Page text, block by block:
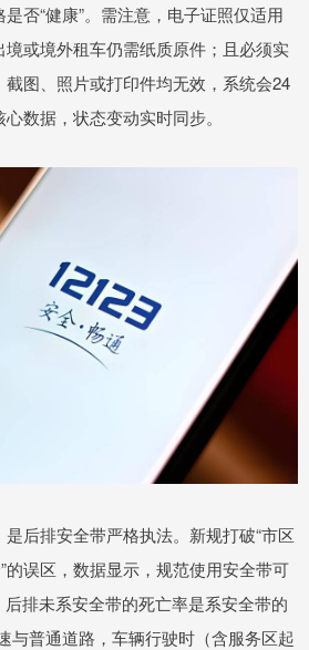
否“健康”。需注意，电子证照仅适用
或境外租车仍需纸质原件；且必须实
图、照片或打印件均无效，系统会24
数据，状态变动实时同步。
后排安全带严格执法。新规打破“市区
的误区，数据显示，规范使用安全带可
排未系安全带的死亡率是系安全带的
与普通道路，车辆行驶时（含服务区起